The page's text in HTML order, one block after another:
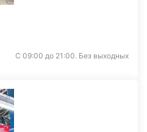
С 09:00 до 21:00. Без выходных